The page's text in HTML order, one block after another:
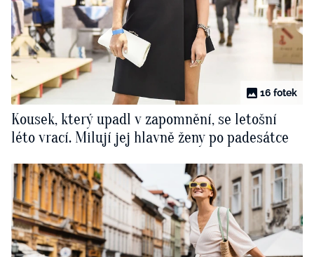
16 fotek
Kousek, který upadl v zapomnění, se letošní
léto vrací. Milují jej hlavně ženy po padesátce